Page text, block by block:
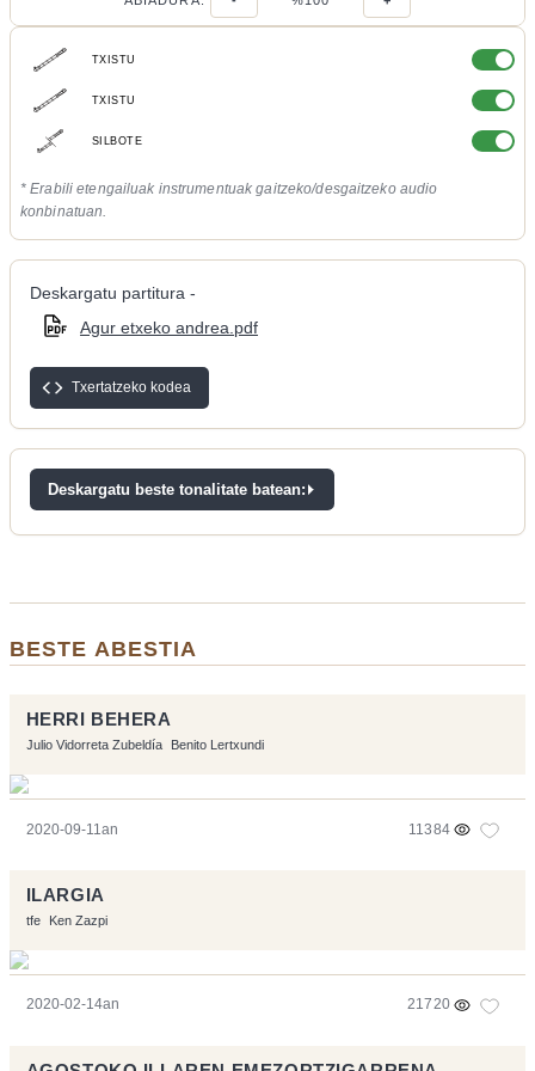
TXISTU
TXISTU
SILBOTE
* Erabili etengailuak instrumentuak gaitzeko/desgaitzeko audio
konbinatuan.
Deskargatu partitura -
Agur etxeko andrea.pdf
Txertatzeko kodea
Deskargatu beste tonalitate batean:
BESTE ABESTIA
HERRI BEHERA
Julio Vidorreta Zubeldía Benito Lertxundi
2020-09-11an 11384
ILARGIA
tfe Ken Zazpi
2020-02-14an 21720